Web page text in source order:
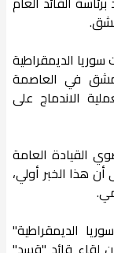
الديمقراطية
في العاصمة
الاندماج على
القيادة العامة
هذا الخبر أولي،
الديمقراطية"